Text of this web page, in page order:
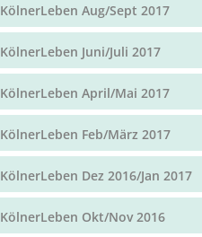
KölnerLeben Aug/Sept 2017
KölnerLeben Juni/Juli 2017
KölnerLeben April/Mai 2017
KölnerLeben Feb/März 2017
KölnerLeben Dez 2016/Jan 2017
KölnerLeben Okt/Nov 2016